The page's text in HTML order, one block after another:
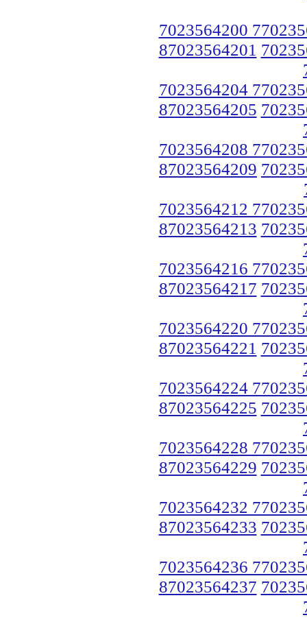
7023564200
87023564201
7023564204
87023564205
7023564208
87023564209
7023564212
87023564213
7023564216
87023564217
7023564220
87023564221
7023564224
87023564225
7023564228
87023564229
7023564232
87023564233
7023564236
87023564237